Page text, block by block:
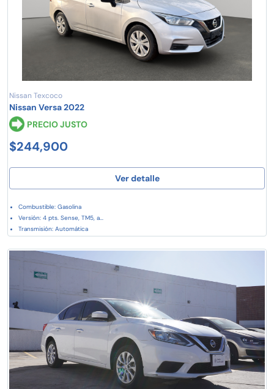
Nissan Texcoco
Nissan Versa 2022
PRECIO JUSTO
$244,900
Ver detalle
Combustible: Gasolina
Versión: 4 pts. Sense, TM5, a...
Transmisión: Automática